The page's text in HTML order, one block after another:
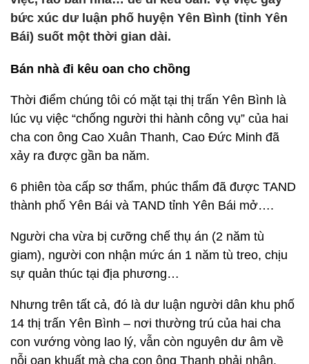
bức xúc dư luận phố huyện Yên Bình (tỉnh Yên
Bái) suốt một thời gian dài.
Bán nhà đi kêu oan cho chồng
Thời điểm chúng tôi có mặt tại thị trấn Yên Bình là
lúc vụ việc “chống người thi hành công vụ” của hai
cha con ông Cao Xuân Thanh, Cao Đức Minh đã
xảy ra được gần ba năm.
6 phiên tòa cấp sơ thẩm, phúc thẩm đã được TAND
thành phố Yên Bái và TAND tỉnh Yên Bái mở….
Người cha vừa bị cưỡng chế thụ án (2 năm tù
giam), người con nhận mức án 1 năm tù treo, chịu
sự quản thúc tại địa phương…
Nhưng trên tất cả, đó là dư luận người dân khu phố
14 thị trấn Yên Bình – nơi thường trú của hai cha
con vướng vòng lao lý, vẫn còn nguyên dư âm về
nỗi oan khuất mà cha con ông Thanh phải nhận.